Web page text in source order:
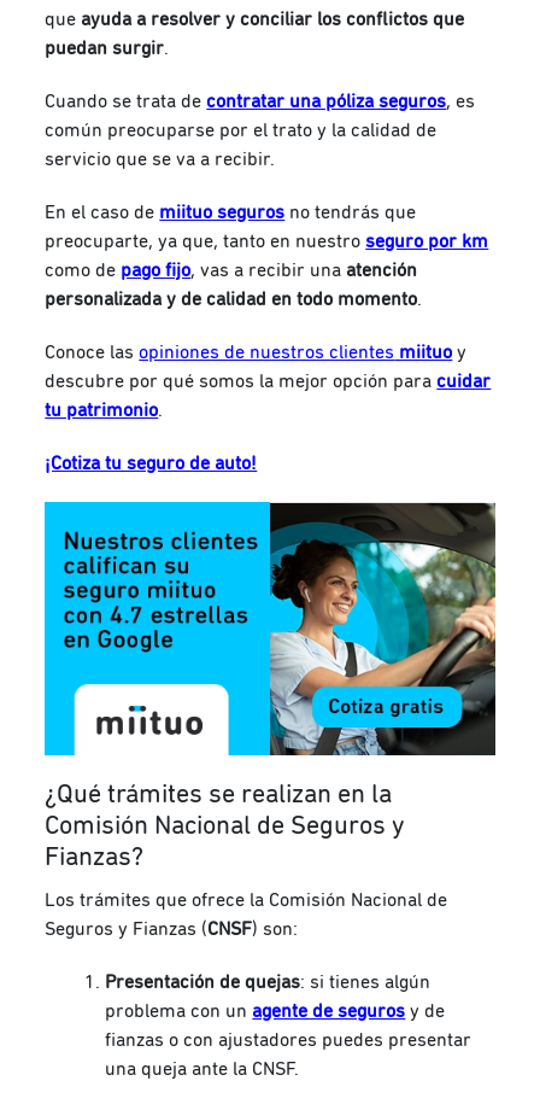
que ayuda a resolver y conciliar los conflictos que
puedan surgir.
Cuando se trata decontratar una póliza seguros, es
común preocuparse por el trato y la calidad de
servicio que se va a recibir.
En el caso de miituo seguros no tendrás que
preocuparte, ya que, tanto en nuestroseguro por km
como de pago fijo, vas a recibir una atención
personalizada y de calidad en todo momento.
Conoce lasopiniones de nuestros clientes miituo y
descubre por qué somos la mejor opción paracuidar
tu patrimonio.
¡Cotiza tu seguro de auto!
¿Qué trámites se realizan en la
Comisión Nacional de Seguros y
Fianzas?
Los trámites que ofrece la Comisión Nacional de
Seguros y Fianzas (CNSF) son:
Presentación de quejas: si tienes algún
problema con un agente de seguros y de
fianzas o con ajustadores puedes presentar
una queja ante la CNSF.